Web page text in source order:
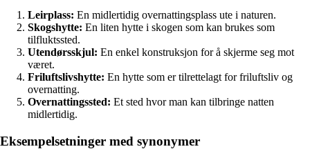
Leirplass: En midlertidig overnattingsplass ute i naturen.
Skogshytte: En liten hytte i skogen som kan brukes som
tilfluktssted.
Utendørsskjul: En enkel konstruksjon for å skjerme seg mot
været.
Friluftslivshytte: En hytte som er tilrettelagt for friluftsliv og
overnatting.
Overnattingssted: Et sted hvor man kan tilbringe natten
midlertidig.
Eksempelsetninger med synonymer